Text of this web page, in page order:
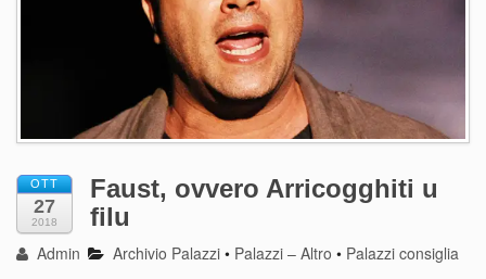
OTT
27
2018
Faust, ovvero Arricogghiti u
filu
Admin Archivio Palazzi • Palazzi – Altro • Palazzi consiglia